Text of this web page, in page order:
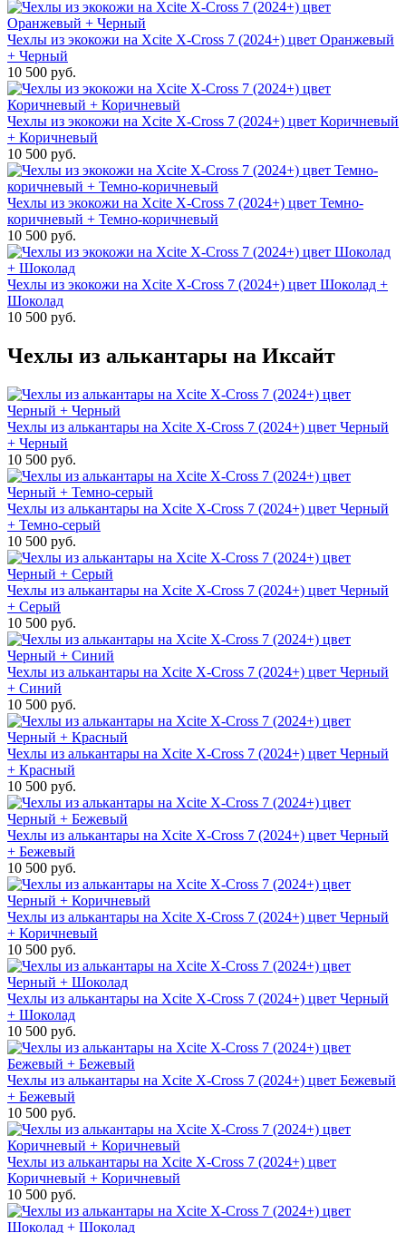
Чехлы из экокожи на Xcite X-Cross 7 (2024+) цвет Оранжевый
+ Черный
10 500 руб.
Чехлы из экокожи на Xcite X-Cross 7 (2024+) цвет Коричневый
+ Коричневый
10 500 руб.
Чехлы из экокожи на Xcite X-Cross 7 (2024+) цвет Темно-
коричневый + Темно-коричневый
10 500 руб.
Чехлы из экокожи на Xcite X-Cross 7 (2024+) цвет Шоколад +
Шоколад
10 500 руб.
Чехлы из алькантары на Иксайт
Чехлы из алькантары на Xcite X-Cross 7 (2024+) цвет Черный
+ Черный
10 500 руб.
Чехлы из алькантары на Xcite X-Cross 7 (2024+) цвет Черный
+ Темно-серый
10 500 руб.
Чехлы из алькантары на Xcite X-Cross 7 (2024+) цвет Черный
+ Серый
10 500 руб.
Чехлы из алькантары на Xcite X-Cross 7 (2024+) цвет Черный
+ Синий
10 500 руб.
Чехлы из алькантары на Xcite X-Cross 7 (2024+) цвет Черный
+ Красный
10 500 руб.
Чехлы из алькантары на Xcite X-Cross 7 (2024+) цвет Черный
+ Бежевый
10 500 руб.
Чехлы из алькантары на Xcite X-Cross 7 (2024+) цвет Черный
+ Коричневый
10 500 руб.
Чехлы из алькантары на Xcite X-Cross 7 (2024+) цвет Черный
+ Шоколад
10 500 руб.
Чехлы из алькантары на Xcite X-Cross 7 (2024+) цвет Бежевый
+ Бежевый
10 500 руб.
Чехлы из алькантары на Xcite X-Cross 7 (2024+) цвет
Коричневый + Коричневый
10 500 руб.